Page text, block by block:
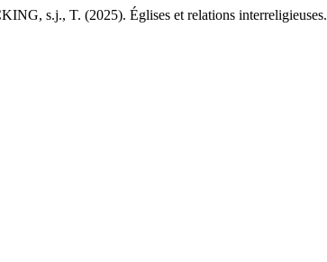
s.j., T. (2025). Églises et relations interreligieuses.